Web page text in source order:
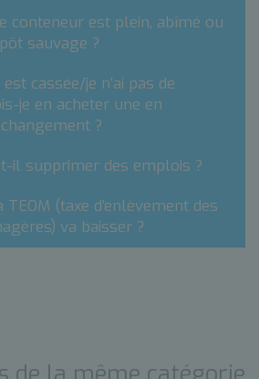
conteneur est plein, abîmé ou
sauvage ?
cassée/je n’ai pas de
je en acheter une en
?
il supprimer des emplois ?
TEOM (taxe d’enlèvement des
va baisser ?